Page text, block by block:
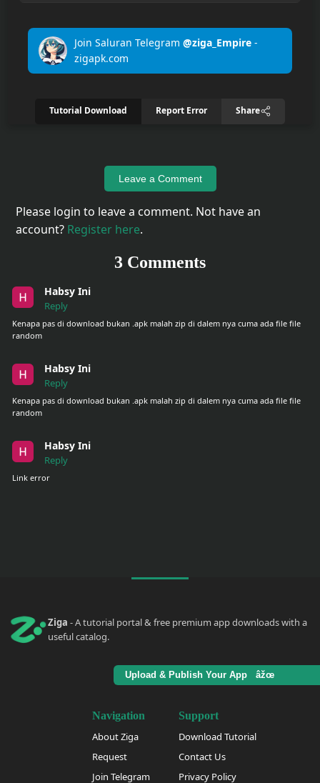
Join Saluran Telegram @ziga_Empire-
zigapk.com
Tutorial Download Report Error Share
Leave a Comment
Please login to leave a comment. Not have an
account? Register here.
3 Comments
Habsy Ini
Reply
Kenapa pas di download bukan .apk malah zip di dalem nya cuma ada file file
random
Habsy Ini
Reply
Kenapa pas di download bukan .apk malah zip di dalem nya cuma ada file file
random
Habsy Ini
Reply
Link error
Ziga - A tutorial portal & free premium app downloads with a
useful catalog.
Upload & Publish Your App âžœ
Navigation
About Ziga
Request
Join Telegram
Support
Download Tutorial
Contact Us
Privacy Policy